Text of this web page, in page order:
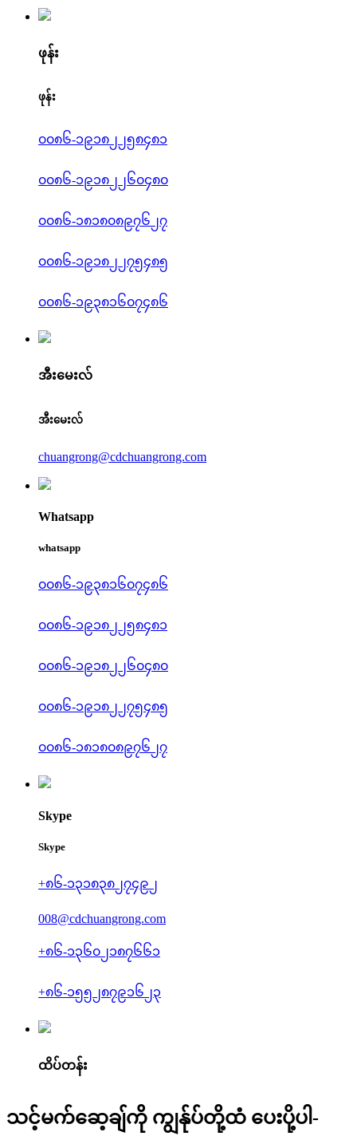
ဖုန်း
ဖုန်း
၀၀၈၆-၁၉၁၈၂၂၅၈၄၈၁
၀၀၈၆-၁၉၁၈၂၂၆၀၄၈၀
၀၀၈၆-၁၈၁၈၀၈၉၇၆၂၇
၀၀၈၆-၁၉၁၈၂၂၇၅၄၈၅
၀၀၈၆-၁၉၃၈၁၆၀၇၄၈၆
အီးမေးလ်
အီးမေးလ်
chuangrong@cdchuangrong.com
Whatsapp
whatsapp
၀၀၈၆-၁၉၃၈၁၆၀၇၄၈၆
၀၀၈၆-၁၉၁၈၂၂၅၈၄၈၁
၀၀၈၆-၁၉၁၈၂၂၆၀၄၈၀
၀၀၈၆-၁၉၁၈၂၂၇၅၄၈၅
၀၀၈၆-၁၈၁၈၀၈၉၇၆၂၇
Skype
Skype
+၈၆-၁၃၁၈၃၈၂၇၄၉၂
008@cdchuangrong.com
+၈၆-၁၃၆၀၂၁၈၇၆၆၁
+၈၆-၁၅၅၂၈၇၉၁၆၂၃
ထိပ်တန်း
သင့်မက်ဆေ့ချ်ကို ကျွန်ုပ်တို့ထံ ပေးပို့ပါ-